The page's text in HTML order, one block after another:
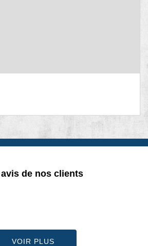
de nos clients
VOIR PLUS